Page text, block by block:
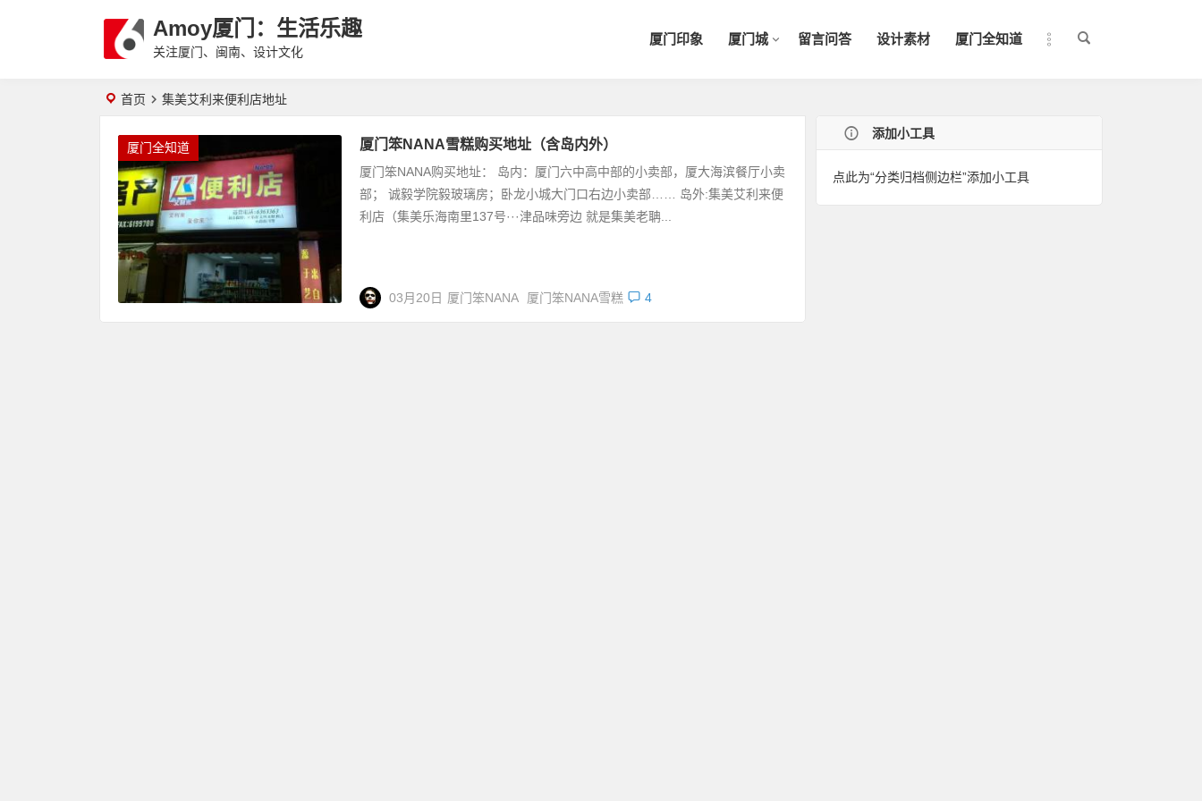
Amoy厦门：生活乐趣
关注厦门、闽南、设计文化
厦门印象 厦门城 留言问答 设计素材 厦门全知道
首页 集美艾利来便利店地址
厦门全知道 厦门笨NANA雪糕购买地址（含岛内外）
厦门笨NANA购买地址： 岛内：厦门六中高中部的小卖部，厦大海滨餐厅小卖
部； 诚毅学院毅玻璃房；卧龙小城大门口右边小卖部…… 岛外:集美艾利来便
利店（集美乐海南里137号···津品味旁边 就是集美老聃...
03月20日 厦门笨NANA 厦门笨NANA雪糕 4
添加小工具
点此为“分类归档侧边栏”添加小工具